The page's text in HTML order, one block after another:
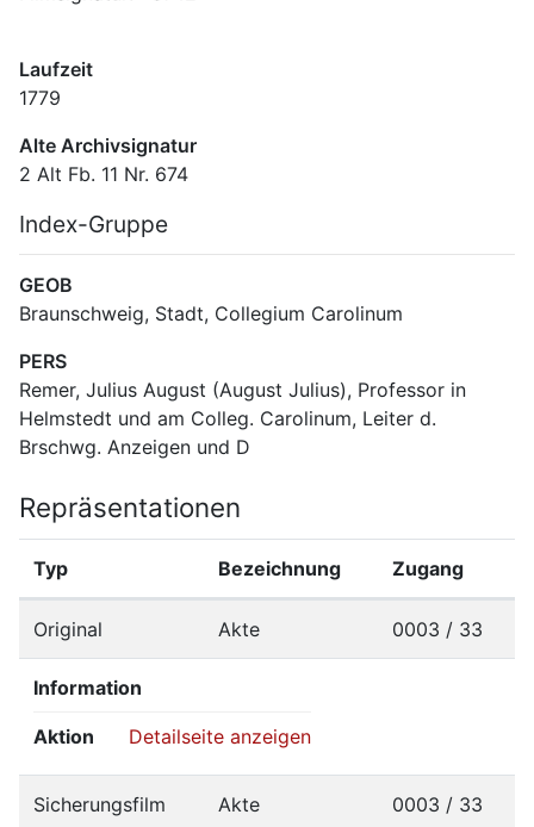
Laufzeit
1779
Alte Archivsignatur
2 Alt Fb. 11 Nr. 674
Index-Gruppe
GEOB
Braunschweig, Stadt, Collegium Carolinum
PERS
Remer, Julius August (August Julius), Professor in
Helmstedt und am Colleg. Carolinum, Leiter d.
Brschwg. Anzeigen und D
Repräsentationen
Typ Bezeichnung Zugang
Original Akte 0003 / 33
Information
Aktion Detailseite anzeigen
Sicherungsfilm Akte 0003 / 33